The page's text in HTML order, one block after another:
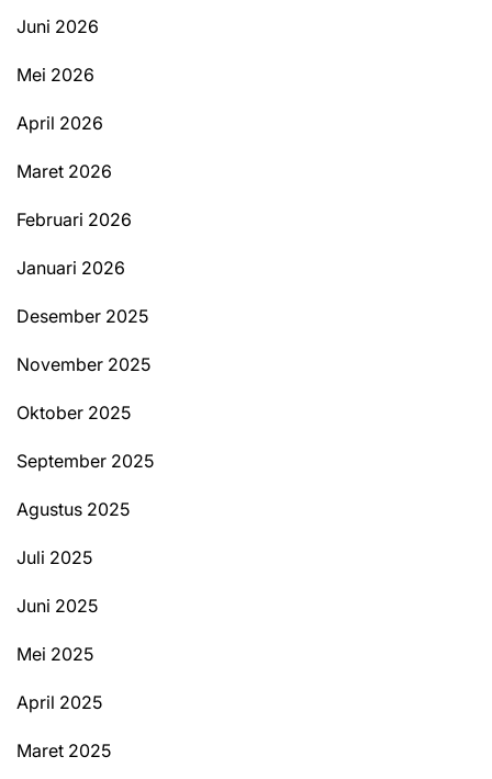
Juni 2026
Mei 2026
April 2026
Maret 2026
Februari 2026
Januari 2026
Desember 2025
November 2025
Oktober 2025
September 2025
Agustus 2025
Juli 2025
Juni 2025
Mei 2025
April 2025
Maret 2025